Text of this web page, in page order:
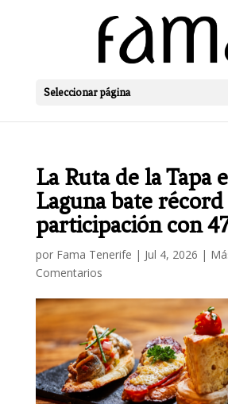
Seleccionar página
La Ruta de la Tapa
Laguna bate récord
participación con
por Fama Tenerife | Jul 4, 2026 |
Comentarios